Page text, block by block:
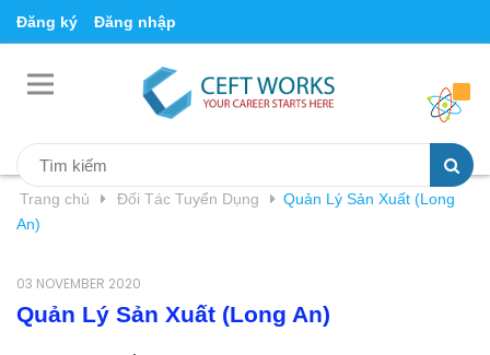
Đăng ký Đăng nhập
Trang chủ Đối Tác Tuyển Dụng
Quản Lý Sản Xuất (Long
An)
03 NOVEMBER 2020
Quản Lý Sản Xuất (Long An)